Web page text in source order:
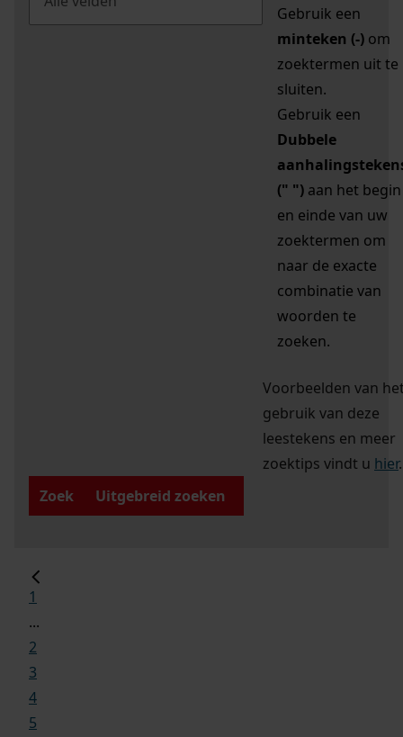
Gebruik een
minteken (-) om
zoektermen uit te
sluiten.
Gebruik een
Dubbele
(" ") aan het begin
en einde van uw
zoektermen om
naar de exacte
combinatie van
woorden te
zoeken.
Voorbeelden van
gebruik van deze
leestekens en meer
zoektips vindt u hier.
Zoek
Uitgebreid zoeken
1
...
2
3
4
5